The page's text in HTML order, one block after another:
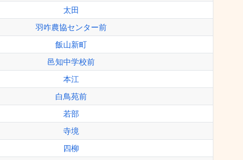
太田
羽咋農協センター前
飯山新町
邑知中学校前
本江
白鳥苑前
若部
寺境
四柳